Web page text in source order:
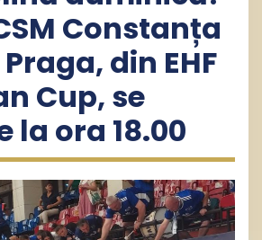
Constanța
din EHF
Cup, se
la ora 18.00